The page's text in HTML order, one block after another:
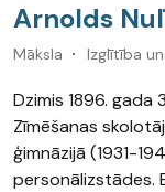
Arnolds
Māksla
Izglītība
Dzimis 1896. gada
Zīmēšanas
ģimnāzijā (1931-
personālizstādes.